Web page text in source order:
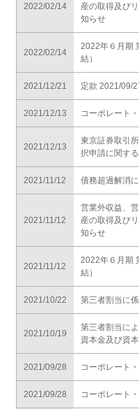
2022/02/14
産の取得及び
知らせ
2022/02/14
2022年６月期
結）
2021/12/21 定款 2021/09/
2021/12/13 コーポレート
2021/12/13
東京証券取引
択申請に関す
2021/11/12 債務超過解消
2021/11/12
営業外収益、
産の取得及び
知らせ
2021/11/12
2022年６月期
結）
2021/10/22 第三者割当に
2021/10/19
第三者割当に
資本金及び資
2021/09/28 コーポレート
2021/09/28 コーポレート